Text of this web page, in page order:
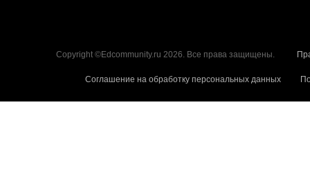
Copyright ©Edcommunity.ru 2026. Все права защищены.
Соглашение на обработку персональных данных